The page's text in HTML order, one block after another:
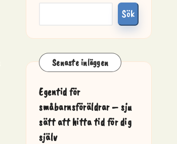
Sök
Senaste inläggen
Egentid för
småbarnsföräldrar – sju
sätt att hitta tid för dig
själv